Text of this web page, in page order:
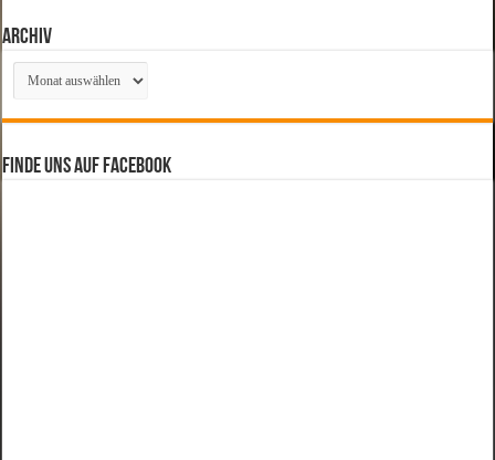
Archiv
Archiv
Finde uns auf Facebook